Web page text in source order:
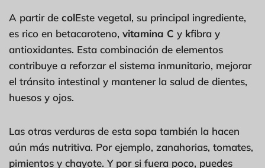
A partir de colEste vegetal, su principal ingrediente,
es rico en betacaroteno, vitamina C y kfibra y
antioxidantes. Esta combinación de elementos
contribuye a reforzar el sistema inmunitario, mejorar
el tránsito intestinal y mantener la salud de dientes,
huesos y ojos.
Las otras verduras de esta sopa también la hacen
aún más nutritiva. Por ejemplo, zanahorias, tomates,
pimientos y chayote. Y por si fuera poco, puedes